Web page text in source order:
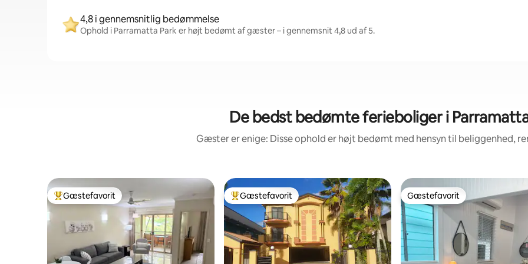
4,8 i gennemsnitlig bedømmelse
Ophold i Parramatta Park er højt bedømt af gæster – i gennemsnit 4,8 ud af 5.
De bedst bedømte ferieboliger i
Gæster er enige: Disse ophold er højt bedømt med hensyn til beliggenhed,
Bedste gæstefavorit
Gæstefavorit Bedste gæstefavorit
Gæstefavorit Gæstefavorit
Gæstefavorit